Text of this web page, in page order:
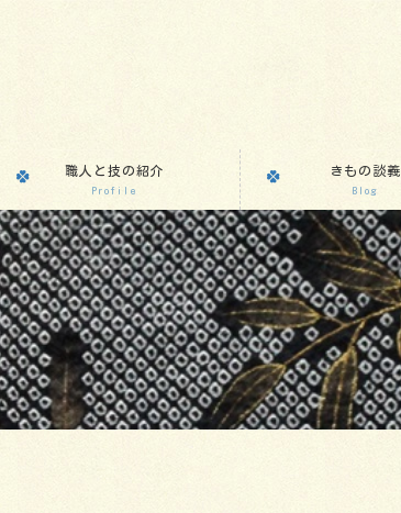
職人と技の紹介
Profile
きもの談義
Blog